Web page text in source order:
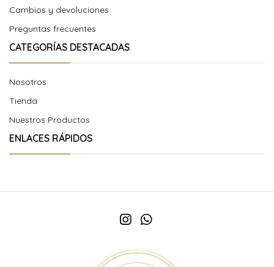
Cambios y devoluciones
Preguntas frecuentes
CATEGORÍAS DESTACADAS
Nosotros
Tienda
Nuestros Productos
ENLACES RÁPIDOS